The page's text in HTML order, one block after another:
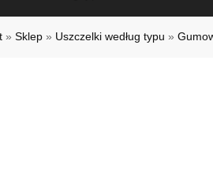
» Sklep » Uszczelki według typu »